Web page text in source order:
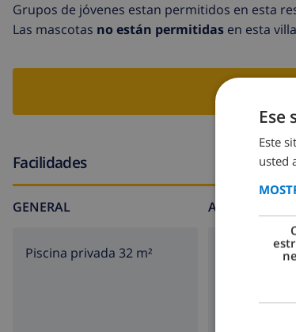
Grupos de jóvenes estan permitidos en esta
Las mascotas no están permitidas en esta
Facilidades
GENERAL
Piscina privada 32 m²
ALREDEDOR
Ese
Este
usted